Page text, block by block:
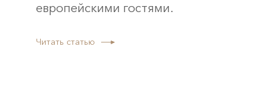
европейскими гостями.
Читать статью